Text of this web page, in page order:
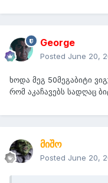
George
Posted June 20,
ხოდა მეგ 50მეგაბიტი
რომ აკაჩავებს სადღაც
მიშო
Posted June 20,